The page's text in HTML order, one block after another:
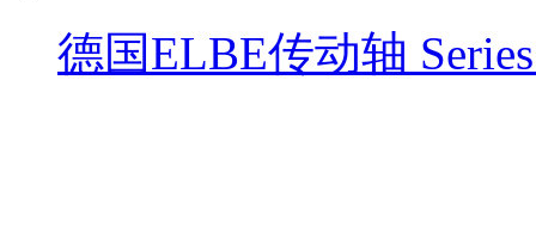
德国ELBE传动轴